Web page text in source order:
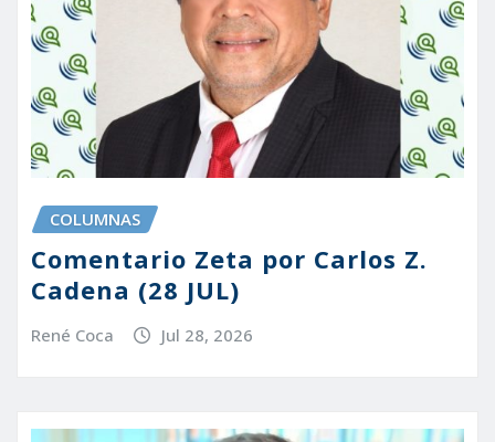
COLUMNAS
Comentario Zeta por Carlos Z.
Cadena (28 JUL)
René Coca Jul 28, 2026